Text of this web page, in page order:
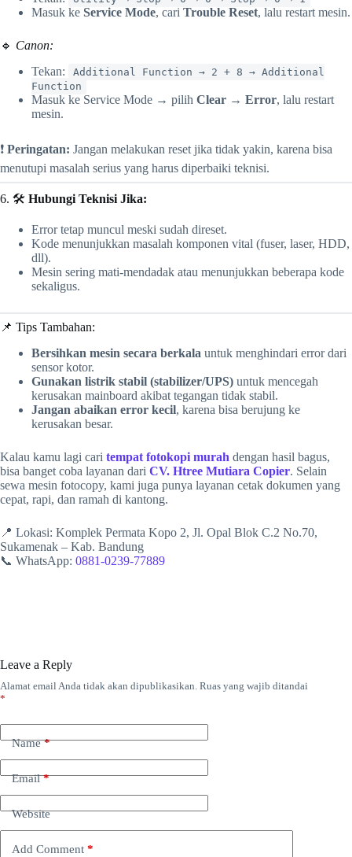
Masuk ke Service Mode, cari Trouble Reset, lalu restart mesin.
🔹 Canon:
Tekan:
Additional Function → 2 + 8 → Additional
Function
Masuk ke Service Mode → pilih Clear → Error, lalu restart
mesin.
❗ Peringatan: Jangan melakukan reset jika tidak yakin, karena bisa
menutupi masalah serius yang harus diperbaiki teknisi.
6. 🛠 Hubungi Teknisi Jika:
Error tetap muncul meski sudah direset.
Kode menunjukkan masalah komponen vital (fuser, laser, HDD,
dll).
Mesin sering mati-mendadak atau menunjukkan beberapa kode
sekaligus.
📌 Tips Tambahan:
Bersihkan mesin secara berkala untuk menghindari error dari
sensor kotor.
Gunakan listrik stabil (stabilizer/UPS) untuk mencegah
kerusakan mainboard akibat tegangan tidak stabil.
Jangan abaikan error kecil, karena bisa berujung ke
kerusakan besar.
Kalau kamu lagi cari tempat fotokopi murah dengan hasil bagus,
bisa banget coba layanan dari CV. Htree Mutiara Copier. Selain
sewa mesin fotocopy, kami juga punya layanan cetak dokumen yang
cepat, rapi, dan ramah di kantong.
📍 Lokasi: Komplek Permata Kopo 2, Jl. Opal Blok C.2 No.70,
Sukamenak – Kab. Bandung
📞 WhatsApp: 0881-0239-77889
Leave a Reply
Alamat email Anda tidak akan dipublikasikan. Ruas yang wajib ditandai
*
Name*
Email*
Website
Add Comment *